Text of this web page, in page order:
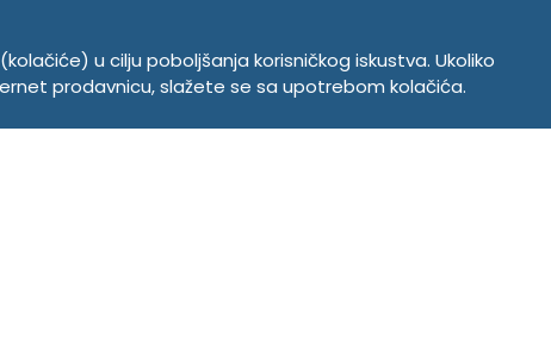
u cilju poboljšanja korisničkog iskustva. Ukoliko
prodavnicu, slažete se sa upotrebom kolačića.